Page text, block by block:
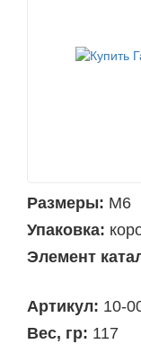
Размеры: М6
Упаковка:
Элемент
Артикул: 10-
Вес, гр: 117